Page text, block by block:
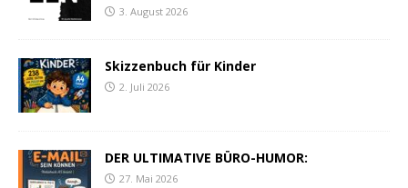
3. August 2026
Skizzenbuch für Kinder
2. Juli 2026
DER ULTIMATIVE BÜRO-HUMOR:
27. Mai 2026